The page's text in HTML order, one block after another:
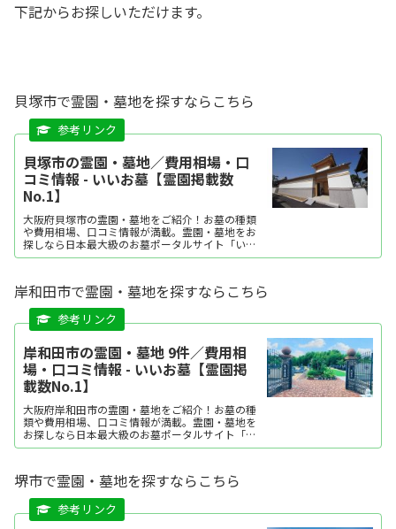
下記からお探しいただけます。
貝塚市で霊園・墓地を探すならこちら
貝塚市の霊園・墓地／費用相場・口
コミ情報 - いいお墓【霊園掲載数
No.1】
大阪府貝塚市の霊園・墓地をご紹介！お墓の種類
や費用相場、口コミ情報が満載。霊園・墓地をお
探しなら日本最大級のお墓ポータルサイト「いい
お墓」にお任せください。資料請求・見学予約・
中。
岸和田市で霊園・墓地を探すならこちら
岸和田市の霊園・墓地 9件／費用相
場・口コミ情報 - いいお墓【霊園掲
載数No.1】
大阪府岸和田市の霊園・墓地をご紹介！お墓の種
類や費用相場、口コミ情報が満載。霊園・墓地を
お探しなら日本最大級のお墓ポータルサイト「い
いお墓」にお任せください。資料請求・見学予
石材店の選び方など、お墓探しに役立つ情報も提
供中。
堺市で霊園・墓地を探すならこちら